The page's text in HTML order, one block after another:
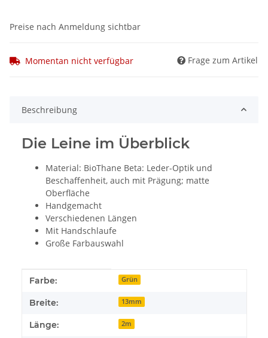
Preise nach Anmeldung sichtbar
Momentan nicht verfügbar Frage zum Artikel
Beschreibung
Die Leine im Überblick
Material: BioThane Beta: Leder-Optik und
Beschaffenheit, auch mit Prägung; matte
Oberfläche
Handgemacht
Verschiedenen Längen
Mit Handschlaufe
Große Farbauswahl
Produkteigenschaft
Wert
Farbe: Grün
Breite: 13mm
Länge: 2m